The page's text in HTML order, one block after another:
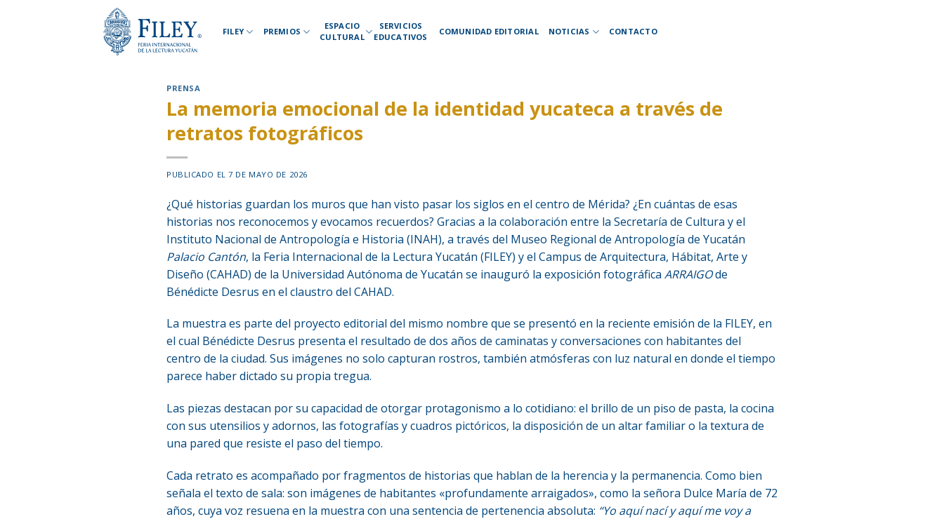
FILEY PREMIOS
ESPACIO
CULTURAL
SERVICIOS
EDUCATIVOS
COMUNIDAD EDITORIAL NOTICIAS CONTACTO
PRENSA
La memoria emocional de la identidad yucateca a través de
retratos fotográficos
PUBLICADO EL7 DE MAYO DE 2026
¿Qué historias guardan los muros que han visto pasar los siglos en el centro de Mérida? ¿En cuántas de esas
historias nos reconocemos y evocamos recuerdos? Gracias a la colaboración entre la Secretaría de Cultura y el
Instituto Nacional de Antropología e Historia (INAH), a través del Museo Regional de Antropología de Yucatán
Palacio Cantón, la Feria Internacional de la Lectura Yucatán (FILEY) y el Campus de Arquitectura, Hábitat, Arte y
Diseño (CAHAD) de la Universidad Autónoma de Yucatán se inauguró la exposición fotográfica ARRAIGOde
Bénédicte Desrus en el claustro del CAHAD.
La muestra es parte del proyecto editorial del mismo nombre que se presentó en la reciente emisión de la FILEY, en
el cual Bénédicte Desrus presenta el resultado de dos años de caminatas y conversaciones con habitantes del
centro de la ciudad. Sus imágenes no solo capturan rostros, también atmósferas con luz natural en donde el tiempo
parece haber dictado su propia tregua.
Las piezas destacan por su capacidad de otorgar protagonismo a lo cotidiano: el brillo de un piso de pasta, la cocina
con sus utensilios y adornos, las fotografías y cuadros pictóricos, la disposición de un altar familiar o la textura de
una pared que resiste el paso del tiempo.
Cada retrato es acompañado por fragmentos de historias que hablan de la herencia y la permanencia. Como bien
señala el texto de sala: son imágenes de habitantes «profundamente arraigados», como la señora Dulce María de 72
años, cuya voz resuena en la muestra con una sentencia de pertenencia absoluta: “Yo aquí nací y aquí me voy a